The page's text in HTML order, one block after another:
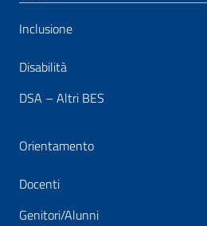
Inclusione
Disabilità
DSA – Altri BES
Orientamento
Docenti
Genitori/Alunni